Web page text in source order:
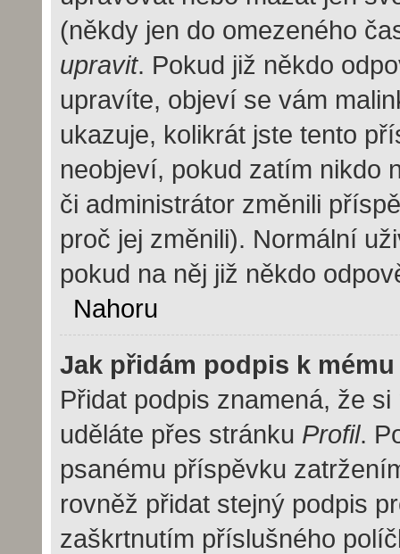
(někdy jen do omezeného
upravit. Pokud již někdo
upravíte, objeví se vám
ukazuje, kolikrát jste tento
neobjeví, pokud zatím nikdo
či administrátor změnili
proč jej změnili). Normální
pokud na něj již někdo
Nahoru
Jak přidám podpis k
Přidat podpis znamená, že
uděláte přes stránku Profil.
psanému příspěvku
rovněž přidat stejný podpis
zaškrtnutím příslušného